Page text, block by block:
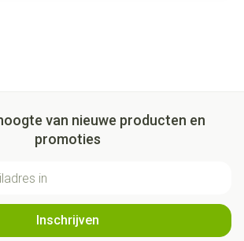
van nieuwe producten en
promoties
Inschrijven